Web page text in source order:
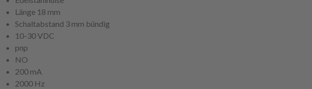
Länge 18 mm
Schaltabstand 3 mm bündig
10-30 VDC
pnp
NO
200 mA
2000 Hz